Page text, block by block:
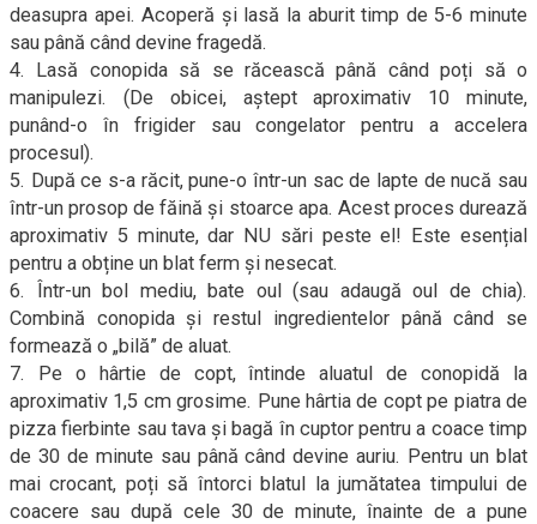
deasupra apei. Acoperă și lasă la aburit timp de 5-6 minute
sau până când devine fragedă.
4. Lasă conopida să se răcească până când poți să o
manipulezi. (De obicei, aștept aproximativ 10 minute,
punând-o în frigider sau congelator pentru a accelera
procesul).
5. După ce s-a răcit, pune-o într-un sac de lapte de nucă sau
într-un prosop de făină și stoarce apa. Acest proces durează
aproximativ 5 minute, dar NU sări peste el! Este esențial
pentru a obține un blat ferm și nesecat.
6. Într-un bol mediu, bate oul (sau adaugă oul de chia).
Combină conopida și restul ingredientelor până când se
formează o „bilă” de aluat.
7. Pe o hârtie de copt, întinde aluatul de conopidă la
aproximativ 1,5 cm grosime. Pune hârtia de copt pe piatra de
pizza fierbinte sau tava și bagă în cuptor pentru a coace timp
de 30 de minute sau până când devine auriu. Pentru un blat
mai crocant, poți să întorci blatul la jumătatea timpului de
coacere sau după cele 30 de minute, înainte de a pune